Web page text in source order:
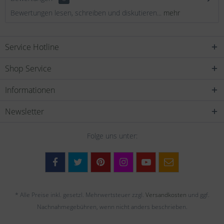
Bewertungen lesen, schreiben und diskutieren... mehr
Service Hotline
Shop Service
Informationen
Newsletter
Folge uns unter:
* Alle Preise inkl. gesetzl. Mehrwertsteuer zzgl. Versandkosten und ggf.
Nachnahmegebühren, wenn nicht anders beschrieben.